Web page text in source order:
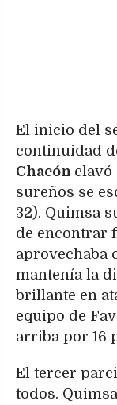
El inicio del
continuidad
Chacón clavó
sureños se
32). Quimsa
de encontrar
aprovechaba
mantenía la
brillante en
equipo de
arriba por 16
El tercer
todos.